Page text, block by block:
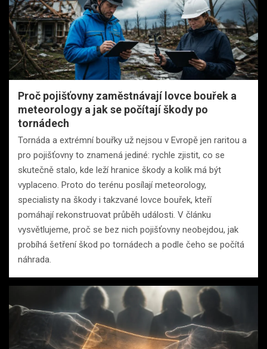
Proč pojišťovny zaměstnávají lovce bouřek a
meteorology a jak se počítají škody po
tornádech
Tornáda a extrémní bouřky už nejsou v Evropě jen raritou a
pro pojišťovny to znamená jediné: rychle zjistit, co se
skutečně stalo, kde leží hranice škody a kolik má být
vyplaceno. Proto do terénu posílají meteorology,
specialisty na škody i takzvané lovce bouřek, kteří
pomáhají rekonstruovat průběh události. V článku
vysvětlujeme, proč se bez nich pojišťovny neobejdou, jak
probíhá šetření škod po tornádech a podle čeho se počítá
náhrada.